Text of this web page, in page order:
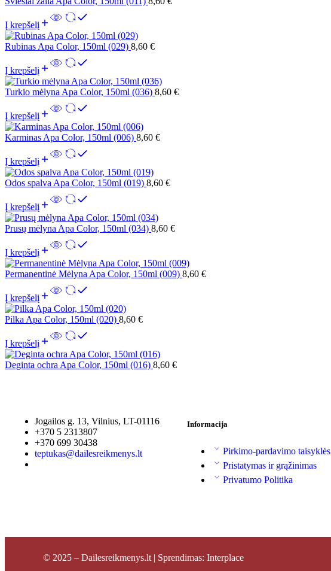
Į krepšelį
Rubinas Apa Color, 150ml (029) 8,60 €
Į krepšelį
Turkio mėlyna Apa Color, 150ml (036) 8,60 €
Į krepšelį
Karminas Apa Color, 150ml (006) 8,60 €
Į krepšelį
Odos spalva Apa Color, 150ml (019) 8,60 €
Į krepšelį
Prusų mėlyna Apa Color, 150ml (034) 8,60 €
Į krepšelį
Permanentinė Mėlyna Apa Color, 150ml (009) 8,60 €
Į krepšelį
Pilka Apa Color, 150ml (020) 8,60 €
Į krepšelį
Deginta ochra Apa Color, 150ml (016) 8,60 €
Jogailos g. 13, Vilnius, LT-01116
+370 5 2313807
+370 699 30438
teptukas@dailesreikmenys.lt
Informacija
Pirkimo-pardavimo taisyklės
Pristatymas ir grąžinimas
Privatumo Politika
© 2025 – Dailesreikmenys.lt | Sprendimas: Interplace